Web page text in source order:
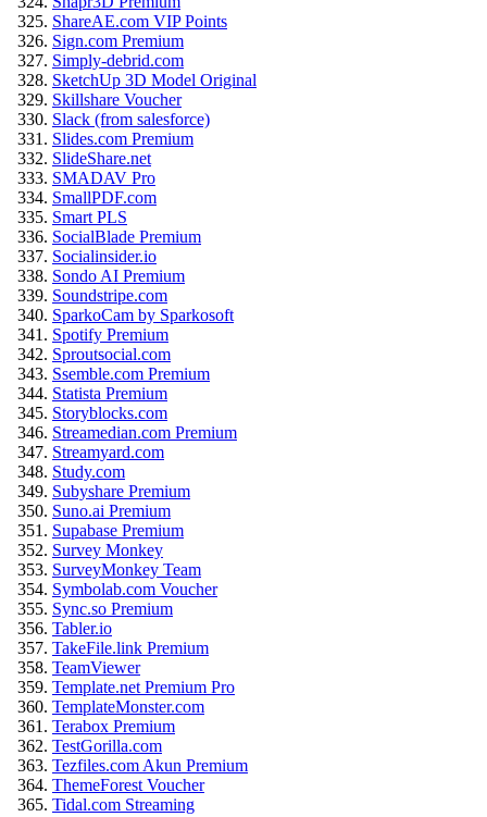
ShareAE.com VIP Points
Sign.com Premium
Simply-debrid.com
SketchUp 3D Model Original
Skillshare Voucher
Slack (from salesforce)
Slides.com Premium
SlideShare.net
SMADAV Pro
SmallPDF.com
Smart PLS
SocialBlade Premium
Socialinsider.io
Sondo AI Premium
Soundstripe.com
SparkoCam by Sparkosoft
Spotify Premium
Sproutsocial.com
Ssemble.com Premium
Statista Premium
Storyblocks.com
Streamedian.com Premium
Streamyard.com
Study.com
Subyshare Premium
Suno.ai Premium
Supabase Premium
Survey Monkey
SurveyMonkey Team
Symbolab.com Voucher
Sync.so Premium
Tabler.io
TakeFile.link Premium
TeamViewer
Template.net Premium Pro
TemplateMonster.com
Terabox Premium
TestGorilla.com
Tezfiles.com Akun Premium
ThemeForest Voucher
Tidal.com Streaming